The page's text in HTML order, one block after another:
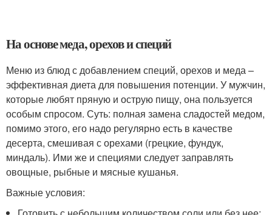
На основе меда, орехов и специй
Меню из блюд с добавлением специй, орехов и меда –
эффективная диета для повышения потенции. У мужчин,
которые любят пряную и острую пищу, она пользуется
особым спросом. Суть: полная замена сладостей медом,
помимо этого, его надо регулярно есть в качестве
десерта, смешивая с орехами (грецкие, фундук,
миндаль). Ими же и специями следует заправлять
овощные, рыбные и мясные кушанья.
Важные условия: